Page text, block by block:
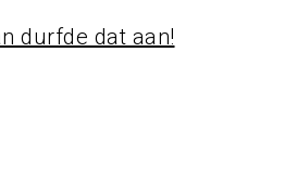
durfde dat aan!